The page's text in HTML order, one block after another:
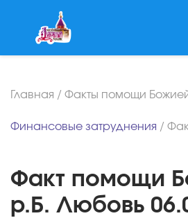
Главная / Факты помощи
Финансовые затруднения /
Факт помощи
р.Б. Любовь